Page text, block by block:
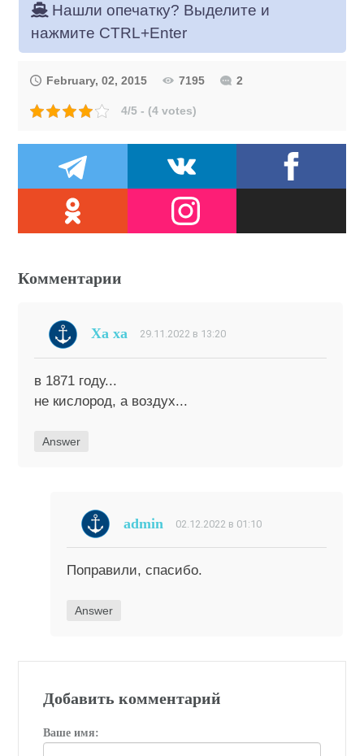
Нашли опечатку? Выделите и
нажмите CTRL+Enter
February, 02, 2015 7195 2
4/5 - (4 votes)
Комментарии
Ха ха 29.11.2022 в 13:20
в 1871 году...
не кислород, а воздух...
Answer
admin 02.12.2022 в 01:10
Поправили, спасибо.
Answer
Добавить комментарий
Ваше имя: